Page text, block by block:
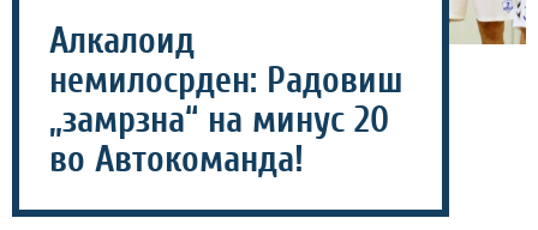
Алкалоид
немилосрден: Радовиш
„замрзна“ на минус 20
во Автокоманда!